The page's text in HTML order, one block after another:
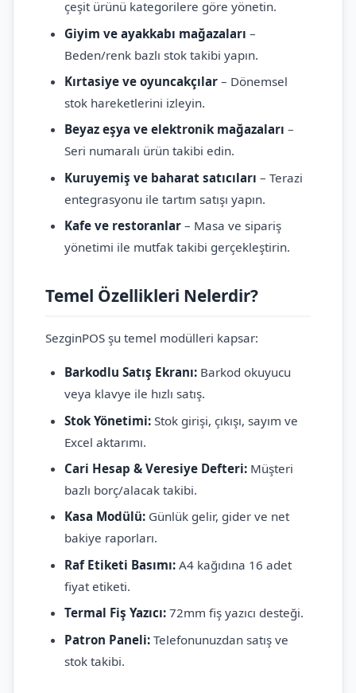
çeşit ürünü kategorilere göre yönetin.
Giyim ve ayakkabı mağazaları –
Beden/renk bazlı stok takibi yapın.
Kırtasiye ve oyuncakçılar – Dönemsel
stok hareketlerini izleyin.
Beyaz eşya ve elektronik mağazaları –
Seri numaralı ürün takibi edin.
Kuruyemiş ve baharat satıcıları – Terazi
entegrasyonu ile tartım satışı yapın.
Kafe ve restoranlar – Masa ve sipariş
yönetimi ile mutfak takibi gerçekleştirin.
Temel Özellikleri Nelerdir?
SezginPOS şu temel modülleri kapsar:
Barkodlu Satış Ekranı: Barkod okuyucu
veya klavye ile hızlı satış.
Stok Yönetimi: Stok girişi, çıkışı, sayım ve
Excel aktarımı.
Cari Hesap & Veresiye Defteri: Müşteri
bazlı borç/alacak takibi.
Kasa Modülü: Günlük gelir, gider ve net
bakiye raporları.
Raf Etiketi Basımı: A4 kağıdına 16 adet
fiyat etiketi.
Termal Fiş Yazıcı: 72mm fiş yazıcı desteği.
Patron Paneli: Telefonunuzdan satış ve
stok takibi.